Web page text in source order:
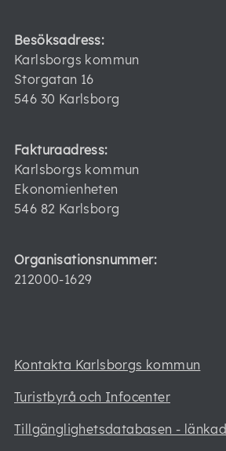
Besöksadress:
Karlsborgs kommun
Storgatan 16
546 30 Karlsborg
Fakturaadress:
Karlsborgs kommun
Ekonomienheten
546 82 Karlsborg
Organisationsnummer:
212000-1629
Kontakta Karlsborgs kommun
Turistbyrå och Infocenter
Tillgänglighetsdatabasen - länkad